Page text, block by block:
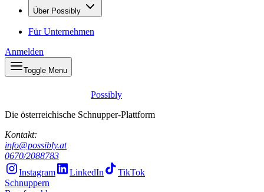
Über Possibly
Für Unternehmen
Anmelden
Toggle Menu
Possibly
Die österreichische Schnupper-Plattform
Kontakt:
info@possibly.at
0670/2088783
Instagram
LinkedIn
TikTok
Schnuppern